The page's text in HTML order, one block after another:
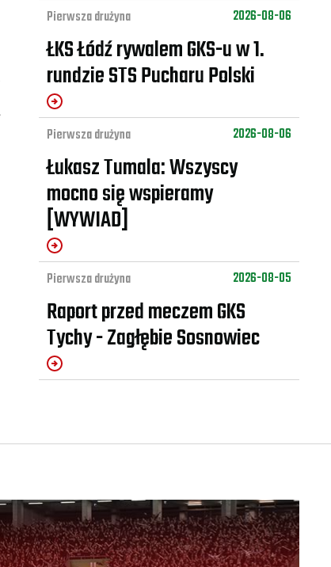
Pierwsza drużyna 2026-08-06
ŁKS Łódź rywalem GKS-u w 1.
rundzie STS Pucharu Polski
Pierwsza drużyna 2026-08-06
Łukasz Tumala: Wszyscy
mocno się wspieramy
[WYWIAD]
Pierwsza drużyna 2026-08-05
Raport przed meczem GKS
Tychy - Zagłębie Sosnowiec